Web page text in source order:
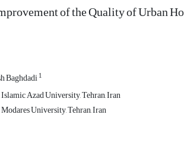
of the Quality of Urban
Baghdadi1
Azad University, Tehran, Iran
University, Tehran, Iran